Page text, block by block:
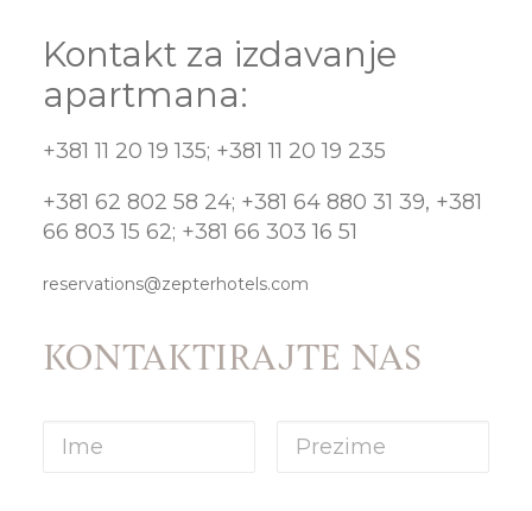
GALERIJA
KONTAKT
Kontakt za izdavanje
apartmana:
+381 11 20 19 135; +381 11 20 19 235
+381 62 802 58 24; +381 64 880 31 39, +381
66 803 15 62; +381 66 303 16 51
reservations@zepterhotels.com
KONTAKTIRAJTE NAS